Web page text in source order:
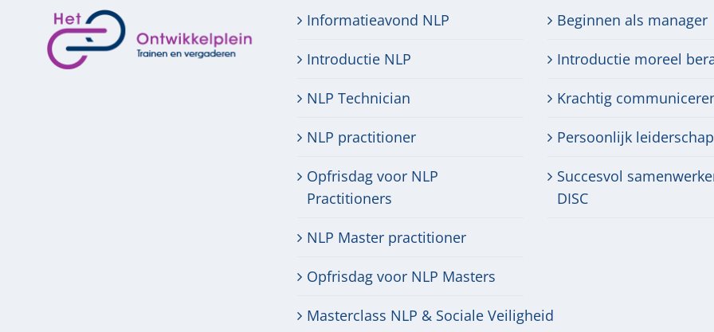
Informatieavond NLP
Introductie NLP
NLP Technician
NLP practitioner
Opfrisdag voor NLP
Practitioners
NLP Master practitioner
Opfrisdag voor NLP Masters
Masterclass NLP & Sociale Veiligheid
Beginnen als manager
Introductie moreel
Krachtig
Persoonlijk leiderschap
Succesvol
DISC